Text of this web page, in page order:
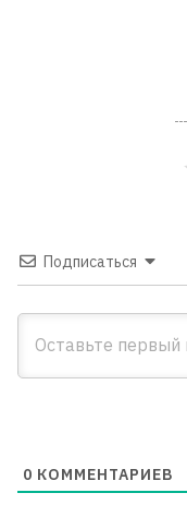
Подписаться
0 КОММЕНТАРИЕВ